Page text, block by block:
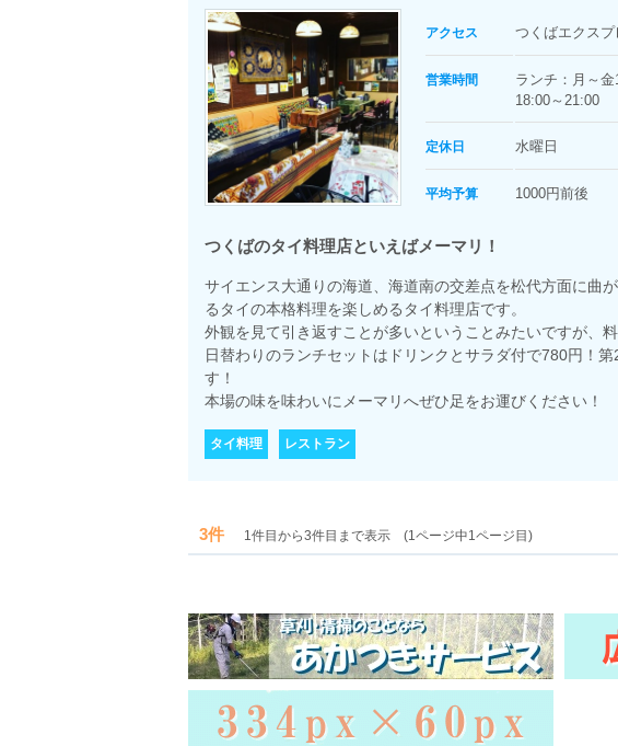
アクセス つくばエクス
営業時間
ランチ：月～
18:00～21:00
定休日 水曜日
平均予算 1000円前後
つくばのタイ料理店といえばメーマリ！
サイエンス大通りの海道、海道南の交差点を松代方面に曲
るタイの本格料理を楽しめるタイ料理店です。
外観を見て引き返すことが多いということみたいですが、
日替わりのランチセットはドリンクとサラダ付で780円！
す！
本場の味を味わいにメーマリへぜひ足をお運びください！
タイ料理 レストラン
3件 1件目から3件目まで表示 (1ページ中1ページ目)